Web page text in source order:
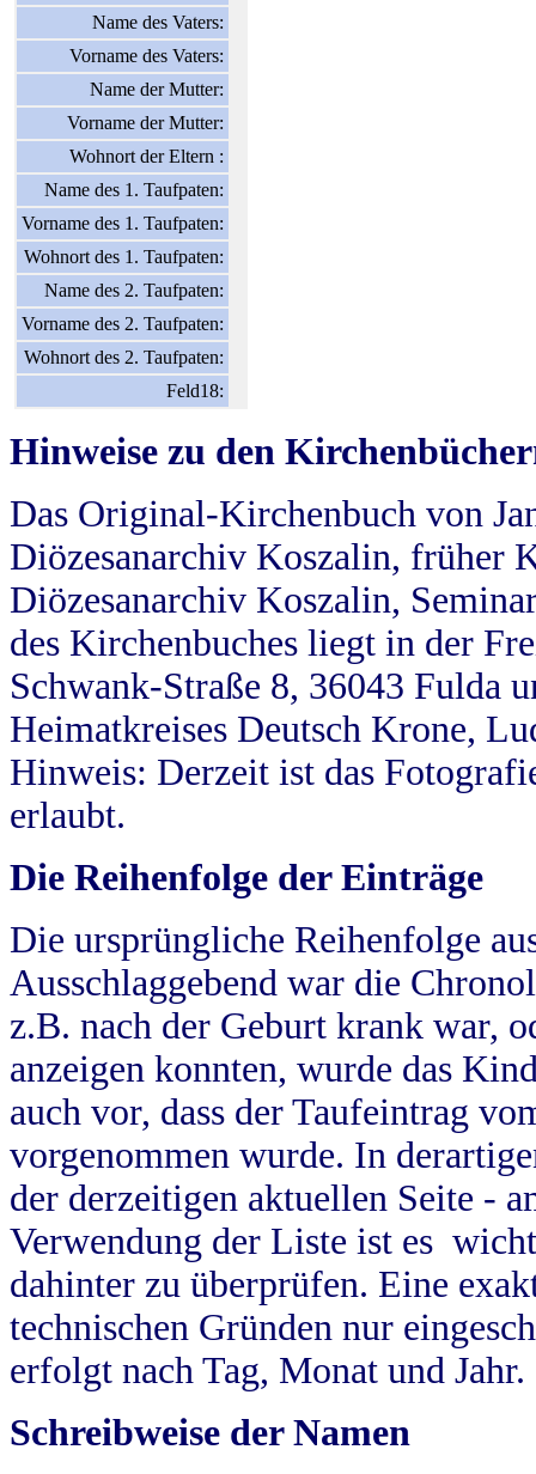
Name des Vaters:
Vorname des Vaters:
Name der Mutter:
Vorname der Mutter:
Wohnort der Eltern :
Name des 1. Taufpaten:
Vorname des 1. Taufpaten:
Wohnort des 1. Taufpaten:
Name des 2. Taufpaten:
Vorname des 2. Taufpaten:
Wohnort des 2. Taufpaten:
Feld18:
Hinweise zu den
Das Original-Kirchenbuch von
Diözesanarchiv Koszalin, früher
Diözesanarchiv Koszalin,
des Kirchenbuches liegt in der
Schwank-Straße 8, 36043 Fulda
Heimatkreises Deutsch Krone,
Hinweis: Derzeit ist das
erlaubt.
Die Reihenfolge der Einträge
Die ursprüngliche Reihenfolge
Ausschlaggebend war die
z.B. nach der Geburt krank war,
anzeigen konnten, wurde das
auch vor, dass der Taufeintrag
vorgenommen wurde. In
der derzeitigen aktuellen Seite -
Verwendung der Liste ist es
dahinter zu überprüfen. Eine
technischen Gründen nur
erfolgt nach Tag, Monat und Jahr.
Schreibweise der Namen